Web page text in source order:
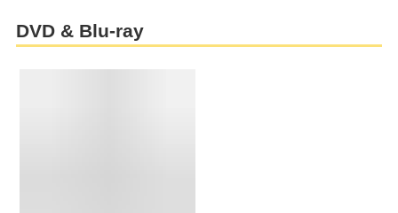
DVD & Blu-ray